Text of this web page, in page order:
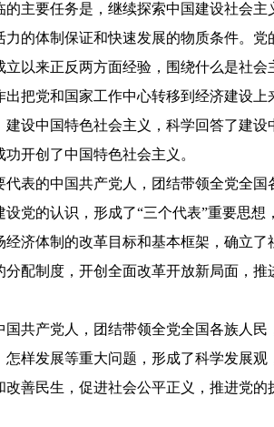
主要任务是，继续探索中国建设社会
的体制保证和快速发展的物质条件。
以来正反两方面经验，围绕什么是社
把党和国家工作中心转移到经济建设
设中国特色社会主义，科学回答了建
开创了中国特色社会主义。
表的中国共产党人，团结带领全党全
党的认识，形成了“三个代表”重要思
济体制的改革目标和基本框架，确立
配制度，开创全面改革开放新局面，
共产党人，团结带领全党全国各族人
样发展等重大问题，形成了科学发展
善民生，促进社会公平正义，推进党